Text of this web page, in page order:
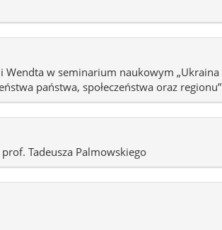
Wendta w seminarium naukowym „Ukraina
państwa, społeczeństwa oraz regionu”
Tadeusza Palmowskiego